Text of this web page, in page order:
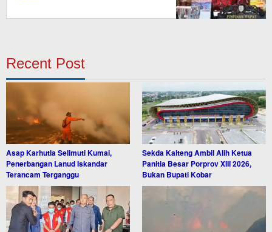
Recent Post
Asap Karhutla Selimuti Kumai,
Penerbangan Lanud Iskandar
Terancam Terganggu
Sekda Kalteng Ambil Alih Ketua
Panitia Besar Porprov XIII 2026,
Bukan Bupati Kobar